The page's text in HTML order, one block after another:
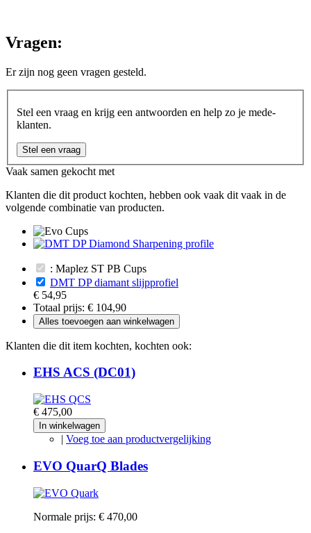
Vragen:
Er zijn nog geen vragen gesteld.
Stel een vraag en krijg een antwoorden en help zo je mede-
klanten.
Stel een vraag
Vaak samen gekocht met
Klanten die dit product kochten, hebben ook vaak dit vaak in de
volgende combinatie van producten.
: Maplez ST PB Cups
DMT DP diamant slijpprofiel
€ 54,95
Totaal prijs: € 104,90
Alles toevoegen aan winkelwagen
Klanten die dit item kochten, kochten ook:
EHS ACS (DC01)
€ 475,00
In winkelwagen
| Voeg toe aan productvergelijking
EVO QuarQ Blades
Normale prijs: € 470,00